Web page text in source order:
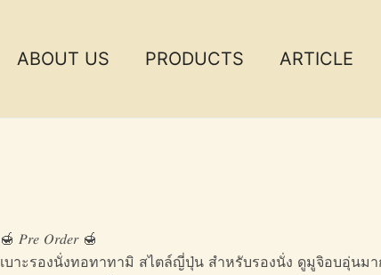
ABOUT US PRODUCTS ARTICLE
🍯 𝑃𝑟𝑒 𝑂𝑟𝑑𝑒𝑟 🍯
เบาะรองนั่งทอทาทามิ สไตล์ญี่ปุ่น สำหรับรองนั่ง ดูมูจิอบอุ่นม